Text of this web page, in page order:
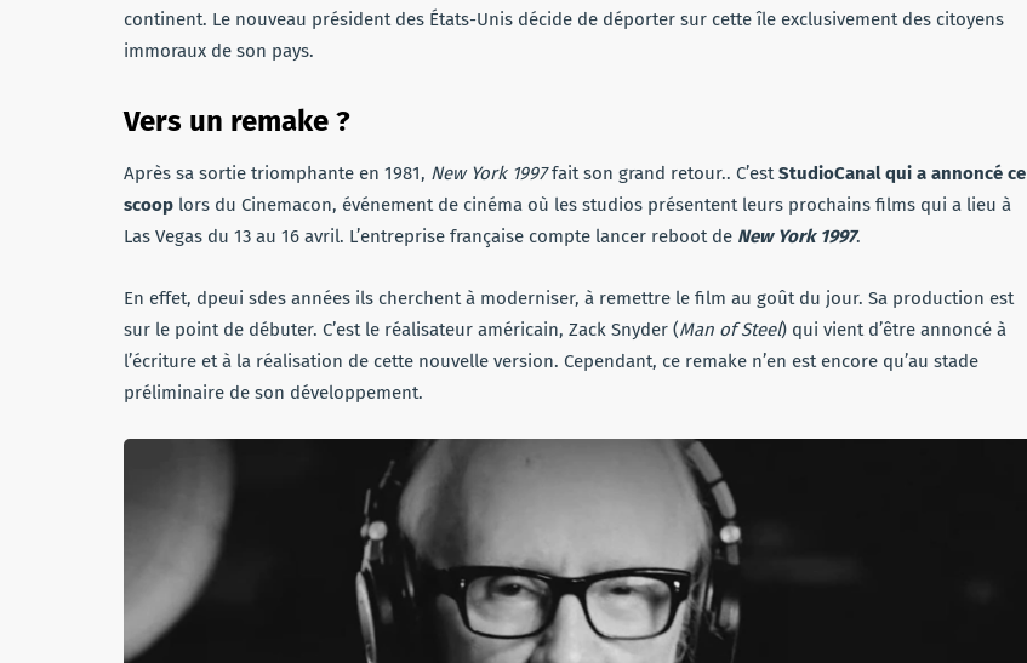
continent. Le nouveau président des États-Unis décide de déporter sur cette île exclusivement des citoyens
immoraux de son pays.
Vers un remake ?
Après sa sortie triomphante en 1981, New York 1997fait son grand retour.. C’estStudioCanal qui a annoncé ce
scoop lors du Cinemacon, événement de cinéma où les studios présentent leurs prochains films qui a lieu à
Las Vegas du 13 au 16 avril. L’entreprise française compte lancer reboot de New York 1997.
En effet, dpeui sdes années ils cherchent à moderniser, à remettre le film au goût du jour. Sa production est
sur le point de débuter. C’est le réalisateur américain, Zack Snyder (Man of Steel) qui vient d’être annoncé à
l’écriture et à la réalisation de cette nouvelle version. Cependant, ce remake n’en est encore qu’au stade
préliminaire de son développement.